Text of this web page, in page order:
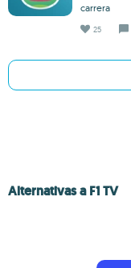
carrera
25
Alternativas a F1 TV